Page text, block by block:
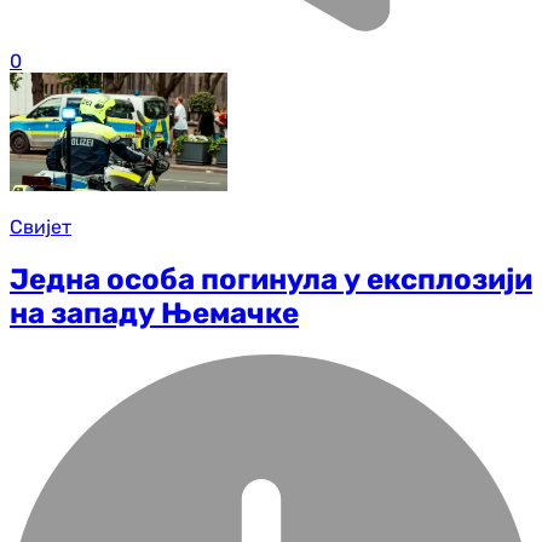
0
Свијет
Једна особа погинула у експлозији
на западу Њемачке